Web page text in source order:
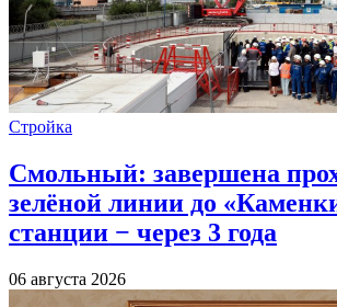
Стройка
Смольный: завершена
зелёной линии до
станции − через 3 года
06 августа 2026